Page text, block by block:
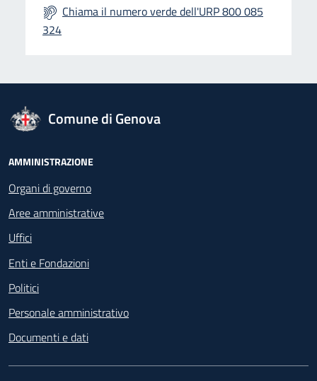
Chiama il numero verde dell'URP 800 085
324
logo Unione Europea
Comune di Genova
Footer - Navigazione
AMMINISTRAZIONE
Organi di governo
Aree amministrative
Uffici
Enti e Fondazioni
Politici
Personale amministrativo
Documenti e dati